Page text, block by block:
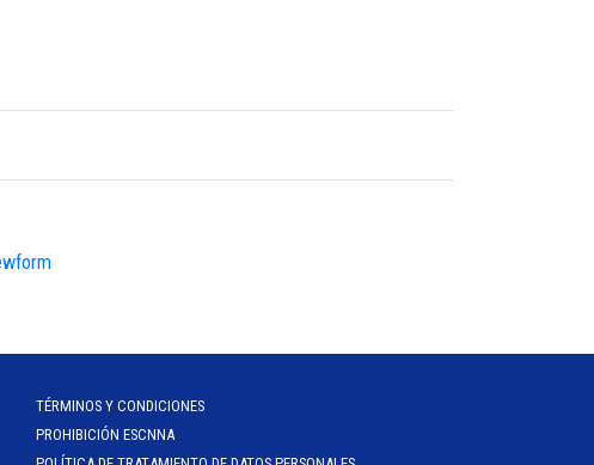
TÉRMINOS Y CONDICIONES
PROHIBICIÓN ESCNNA